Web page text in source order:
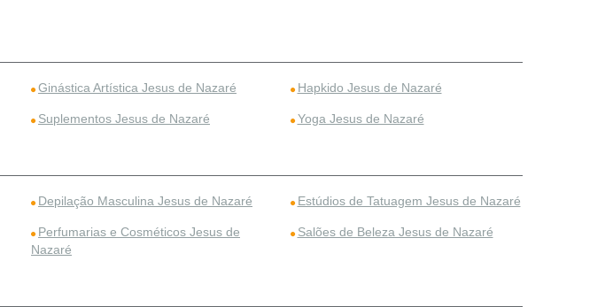
Ginástica Artística Jesus de Nazaré Hapkido Jesus de Nazaré
Suplementos Jesus de Nazaré Yoga Jesus de Nazaré
Depilação Masculina Jesus de Nazaré Estúdios de Tatuagem Jesus de Nazaré
Perfumarias e Cosméticos Jesus de
Nazaré
Salões de Beleza Jesus de Nazaré